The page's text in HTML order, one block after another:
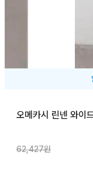
오메카시 린넨 와이
62,427원